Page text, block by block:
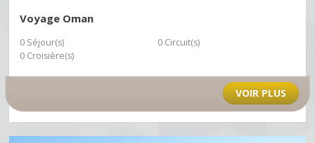
Voyage Oman
0 Séjour(s)
0 Circuit(s)
0 Croisière(s)
VOIR PLUS